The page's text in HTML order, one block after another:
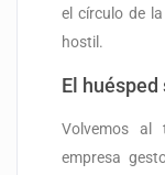
el círculo de
hostil.
El
Volvemos al
empresa